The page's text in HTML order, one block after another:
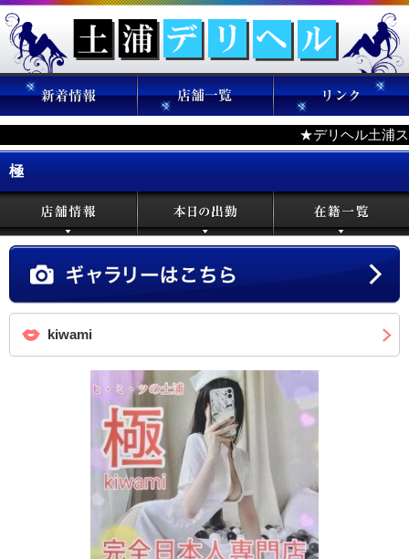
★デリヘル土浦ス
極
kiwami